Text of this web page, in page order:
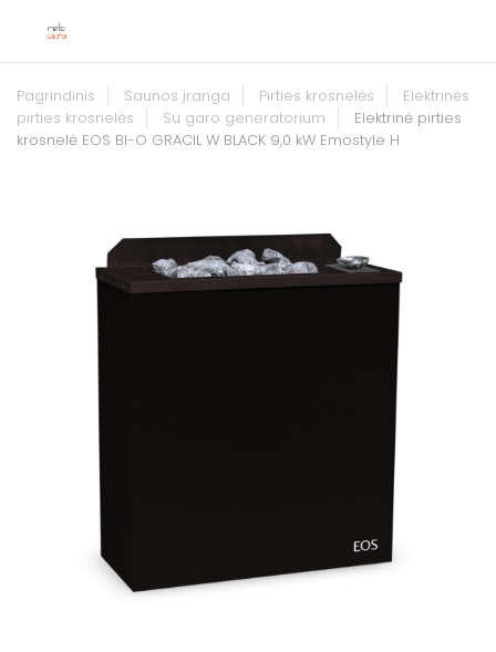
Pagrindinis Saunos įranga Pirties krosnelės
Elektrinės
pirties krosnelės
Su garo generatorium
Elektrinė pirties
krosnelė EOS BI-O GRACIL W BLACK 9,0 kW Emostyle H